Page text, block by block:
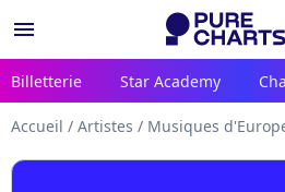
menu
Billetterie Star Academy
Accueil / Artistes / Musiques